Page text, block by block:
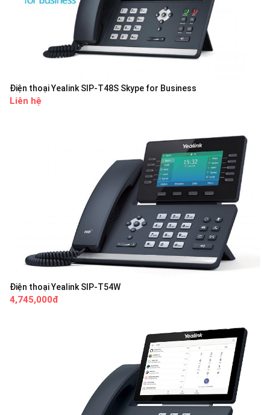
Điện thoại Yealink SIP-T48S Skype for Business
Liên hệ
Điện thoại Yealink SIP-T54W
4,745,000đ